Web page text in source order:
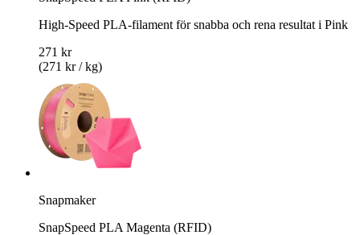
High-Speed PLA-filament för snabba och rena resultat i Pink
271 kr
(271 kr / kg)
Snapmaker
SnapSpeed PLA Magenta (RFID)